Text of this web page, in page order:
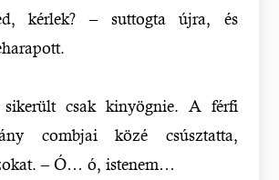
kérlek? – suttogta újra, és
csak kinyögnie. A férfi
combjai közé csúsztatta,
– Ó… ó, istenem…